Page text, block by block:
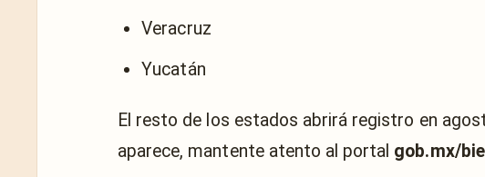
Veracruz
Yucatán
El resto de los estados abrirá registro en
aparece, mantente atento al portal gob.mx/